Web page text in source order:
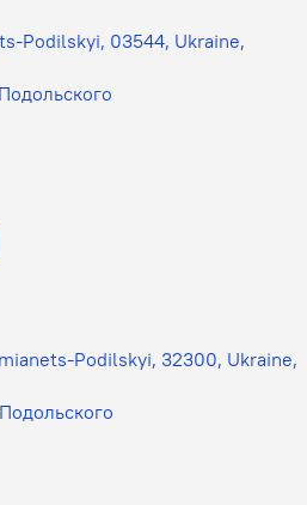
Podilskyi, 03544, Ukraine,
Podilskyi, 32300, Ukraine,